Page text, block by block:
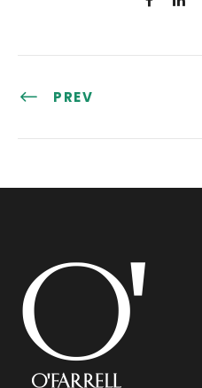
PREV